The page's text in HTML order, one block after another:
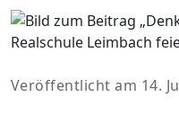
Veröffentlicht am 14.